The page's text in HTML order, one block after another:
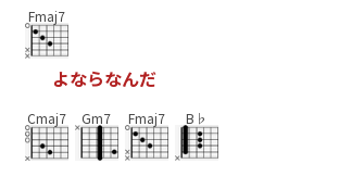
Fmaj7
よならなんだ
Cmaj7 Gm7 Fmaj7 B♭